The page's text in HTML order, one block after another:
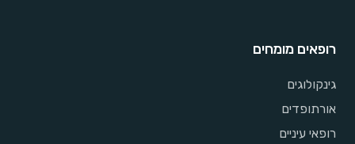
רופאים מומחים
גינקולוגים
אורתופדים
רופאי עיניים